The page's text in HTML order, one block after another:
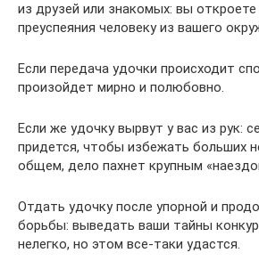
из друзей или знакомых: вы откроете
преуспеяния человеку из вашего
Если передача удочки происходит
произойдет мирно и полюбовно.
Если же удочку вырвут у вас из рук:
придется, чтобы избежать больших
общем, дело пахнет крупным
Отдать удочку после упорной и
борьбы: выведать ваши тайны
нелегко, но этом все-таки удастся.